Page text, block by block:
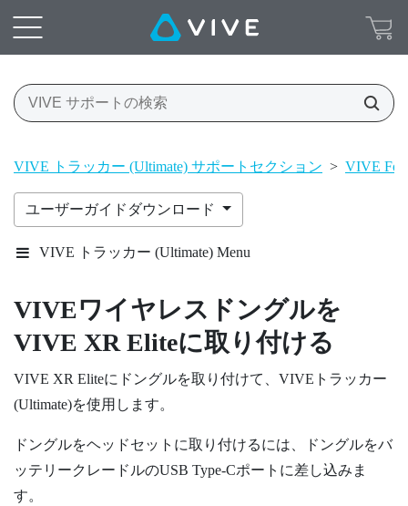
VIVE トラッカー (Ultimate) サポートセクション > VIVE
ユーザーガイドダウンロード
VIVE トラッカー (Ultimate) Menu
VIVEワイヤレスドングルを
VIVE XR Eliteに取り付ける
VIVE XR Eliteにドングルを取り付けて、 VIVEトラッカー
(Ultimate)を使用します。
ドングルをヘッドセットに取り付けるには、ドングルをバ
ッテリークレードルのUSB Type-Cポートに差し込みま
す。